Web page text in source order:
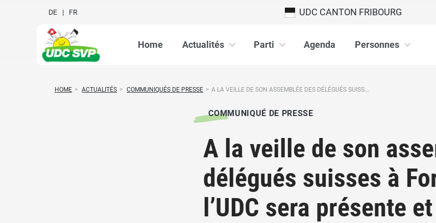
DE FR UDC CANTON FRIBOURG
Home Actualités Parti Agenda Personnes
HOME > ACTUALITÉS > COMMUNIQUÉS DE PRESSE > A LA VEILLE DE SON ASSEMBLÉE DES DÉLÉGUÉS SUISS...
COMMUNIQUÉ DE PRESSE
A la veille de son
délégués suisses à
l’UDC sera présente